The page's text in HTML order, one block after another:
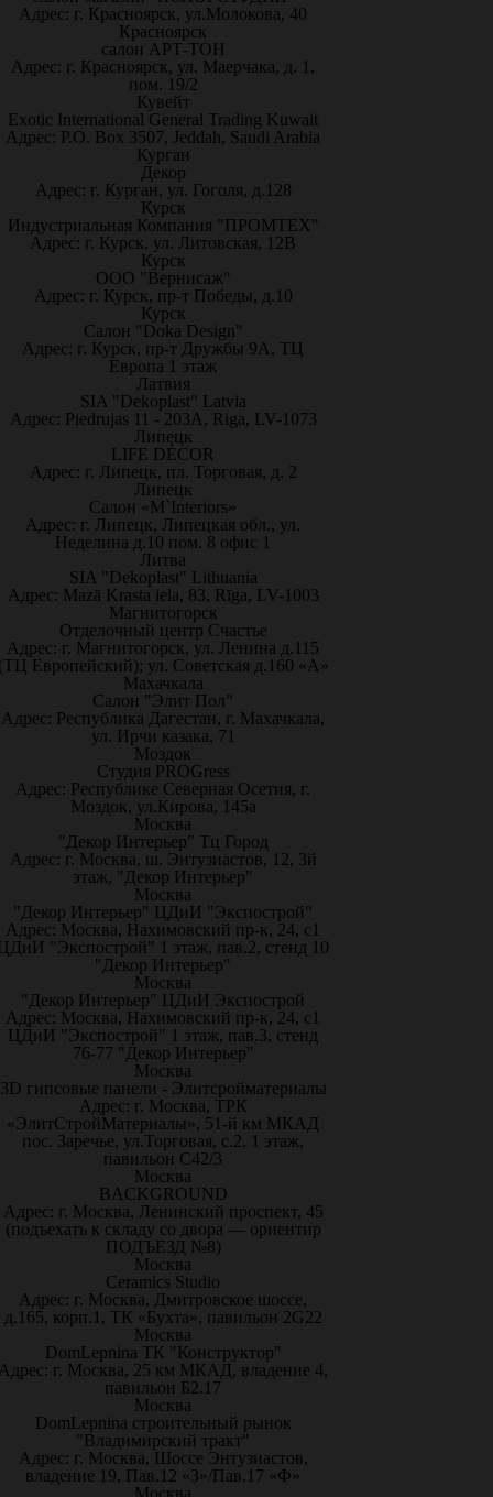
Адрес: г. Красноярск, ул.Молокова, 40
Красноярск
салон АРТ-ТОН
Адрес: г. Красноярск, ул. Маерчака, д. 1,
пом. 19/2
Кувейт
Exotic International General Trading Kuwait
Адрес: P.O. Box 3507, Jeddah, Saudi Arabia
Курган
Декор
Адрес: г. Курган, ул. Гоголя, д.128
Курск
Индустриальная Компания "ПРОМТЕХ"
Адрес: г. Курск, ул. Литовская, 12В
Курск
ООО "Вернисаж"
Адрес: г. Курск, пр-т Победы, д.10
Курск
Салон "Doka Design"
Адрес: г. Курск, пр-т Дружбы 9А, ТЦ
Европа 1 этаж
Латвия
SIA "Dekoplast" Latvia
Адрес: Piedrujas 11 - 203A, Riga, LV-1073
Липецк
LIFE DÉCOR
Адрес: г. Липецк, пл. Торговая, д. 2
Липецк
Салон «M`Interiors»
Адрес: г. Липецк, Липецкая обл., ул.
Неделина д.10 пом. 8 офис 1
Литва
SIA "Dekoplast" Lithuania
Адрес: Mazā Krasta iela, 83, Rīga, LV-1003
Магнитогорск
Отделочный центр Счастье
Адрес: г. Магнитогорск, ул. Ленина д.115
Европейский); ул. Советская д.160 «А»
Махачкала
Салон "Элит Пол"
Адрес: Республика Дагестан, г. Махачкала,
ул. Ирчи казака, 71
Моздок
Студия PROGress
Адрес: Республике Северная Осетия, г.
Моздок, ул.Кирова, 145а
Москва
"Декор Интерьер" Тц Город
Адрес: г. Москва, ш. Энтузиастов, 12, 3й
этаж, "Декор Интерьер"
Москва
"Декор Интерьер" ЦДиИ "Экспострой"
Адрес: Москва, Нахимовский пр-к, 24, с1
"Экспострой" 1 этаж, пав.2, стенд 10
"Декор Интерьер"
Москва
"Декор Интерьер" ЦДиИ Экспострой
Адрес: Москва, Нахимовский пр-к, 24, с1
ЦДиИ "Экспострой" 1 этаж, пав.3, стенд
76-77 "Декор Интерьер"
Москва
3D гипсовые панели - Элитсройматериалы
Адрес: г. Москва, ТРК
«ЭлитСтройМатериалы», 51-й км МКАД
пос. Заречье, ул.Торговая, с.2, 1 этаж,
павильон С42/3
Москва
BACKGROUND
Адрес: г. Москва, Ленинский проспект, 45
(подъехать к складу со двора — ориентир
ПОДЪЕЗД №8)
Москва
Ceramics Studio
Адрес: г. Москва, Дмитровское шоссе,
д.165, корп.1, ТК «Бухта», павильон 2G22
Москва
DomLepnina ТК "Конструктор"
г. Москва, 25 км МКАД, владение 4,
павильон Б2.17
Москва
DomLepnina строительный рынок
"Владимирский тракт"
Адрес: г. Москва, Шоссе Энтузиастов,
владение 19, Пав.12 «З»/Пав.17 «Ф»
Москва